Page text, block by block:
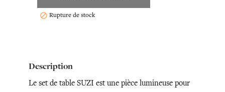
 Rupture de stock
Description
Le set de table SUZI est une pièce lumineuse pour